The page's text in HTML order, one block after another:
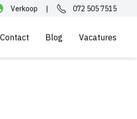
Verkoop | 072 505 7515
Contact Blog Vacatures